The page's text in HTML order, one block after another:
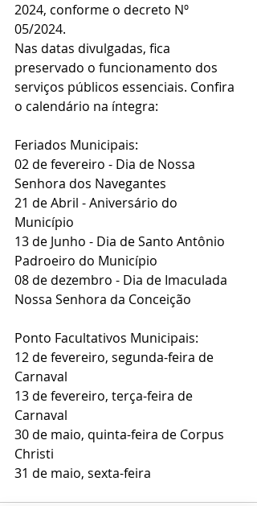
2024, conforme o decreto Nº
05/2024.
Nas datas divulgadas, fica
preservado o funcionamento dos
serviços públicos essenciais. Confira
o calendário na íntegra:
Feriados Municipais:
02 de fevereiro - Dia de Nossa
Senhora dos Navegantes
21 de Abril - Aniversário do
Município
13 de Junho - Dia de Santo Antônio
Padroeiro do Município
08 de dezembro - Dia de Imaculada
Nossa Senhora da Conceição
Ponto Facultativos Municipais:
12 de fevereiro, segunda-feira de
Carnaval
13 de fevereiro, terça-feira de
Carnaval
30 de maio, quinta-feira de Corpus
Christi
31 de maio, sexta-feira